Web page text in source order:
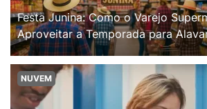
Festa Junina: Como o Varejo
Aproveitar a Temporada para
NUVEM